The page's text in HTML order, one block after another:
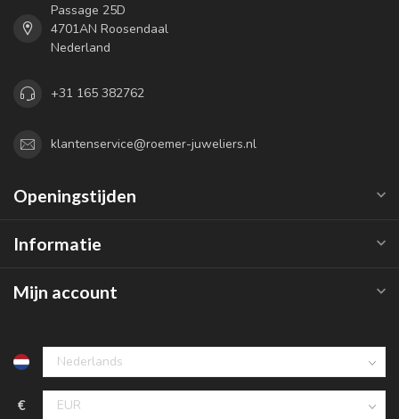
Passage 25D
4701AN Roosendaal
Nederland
+31 165 382762
klantenservice@roemer-juweliers.nl
Openingstijden
Informatie
Mijn account
€